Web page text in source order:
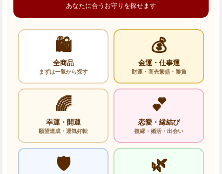
あなたに合うお守りを探せます
🛍️
全商品
まずは一覧から探す
💰
金運・仕事運
財運・商売繁盛・勝負
🌈
幸運・開運
願望達成・運気好転
💕
恋愛・縁結び
復縁・婚活・出会い
🛡️ 🌿